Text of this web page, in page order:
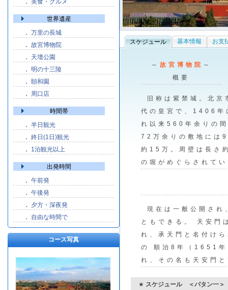
スケジュール 基本情報 お支
～ 故宮博物院 ～
概要
旧称は紫禁城。北
代の皇宮で、1406年
れ以来560年余りの
72万余りの敷地には
約15万。周壁は長さ
の堀がめぐらされて
現在は一般公開され
ともできる。 天安
れ、承天門と名付け
の 順治8年（1651年
れ、その名も天安門
★ スケジュール ＜パタン一＞
． 美食・グルメ
世界遺産
． 万里の長城
． 故宮博物院
． 天壇公園
． 明の十三陵
． 頤和園
． 周口店
時間帯
． 半日観光
． 終日(1日)観光
． 1泊観光以上
出発時間
． 午前発
． 午後発
． 夕方・深夜発
． 自由な時間で
コース写真